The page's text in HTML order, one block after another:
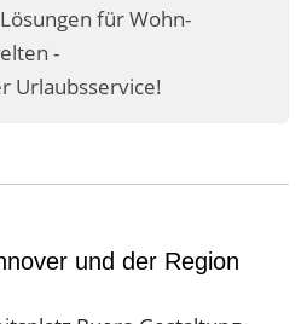
Urlaubsservice
Empfehlung
für Wohn-
-
Urlaubsservice!
und der Region